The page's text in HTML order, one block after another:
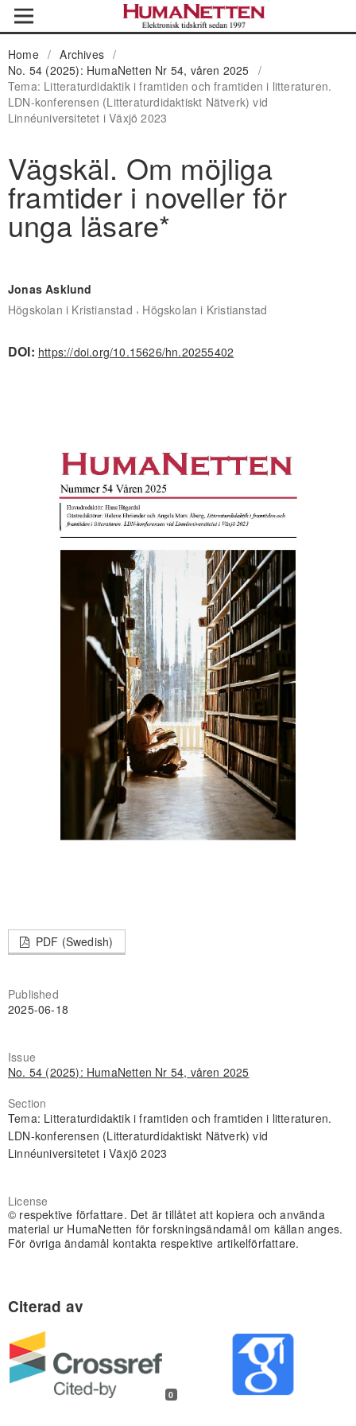
Home / Archives /
No. 54 (2025): HumaNetten Nr 54, våren 2025 /
Tema: Litteraturdidaktik i framtiden och framtiden i litteraturen.
LDN-konferensen (Litteraturdidaktiskt Nätverk) vid
Linnéuniversitetet i Växjö 2023
Vägskäl. Om möjliga
framtider i noveller för
unga läsare*
Jonas Asklund
Högskolan i Kristianstad , Högskolan i Kristianstad
DOI: https://doi.org/10.15626/hn.20255402
PDF (Swedish)
Published
2025-06-18
Issue
No. 54 (2025): HumaNetten Nr 54, våren 2025
Section
Tema: Litteraturdidaktik i framtiden och framtiden i litteraturen.
LDN-konferensen (Litteraturdidaktiskt Nätverk) vid
Linnéuniversitetet i Växjö 2023
License
© respektive författare. Det är tillåtet att kopiera och använda
material ur HumaNetten för forskningsändamål om källan anges.
För övriga ändamål kontakta respektive artikelförfattare.
0